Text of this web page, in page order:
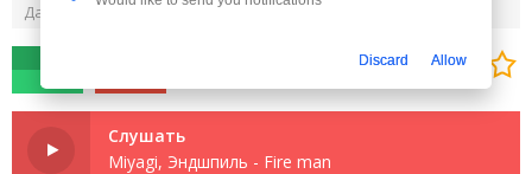
Дата релиза: 23.10.2024
Слушать
Miyagi, Эндшпиль - Fire man
Discard Allow